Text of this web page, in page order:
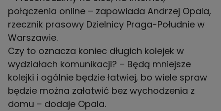
połączenia online – zapowiada Andrzej Opala,
rzecznik prasowy Dzielnicy Praga-Południe w
Warszawie.
Czy to oznacza koniec długich kolejek w
wydziałach komunikacji? – Będą mniejsze
kolejki i ogólnie będzie łatwiej, bo wiele spraw
będzie można załatwić bez wychodzenia z
domu – dodaje Opala.